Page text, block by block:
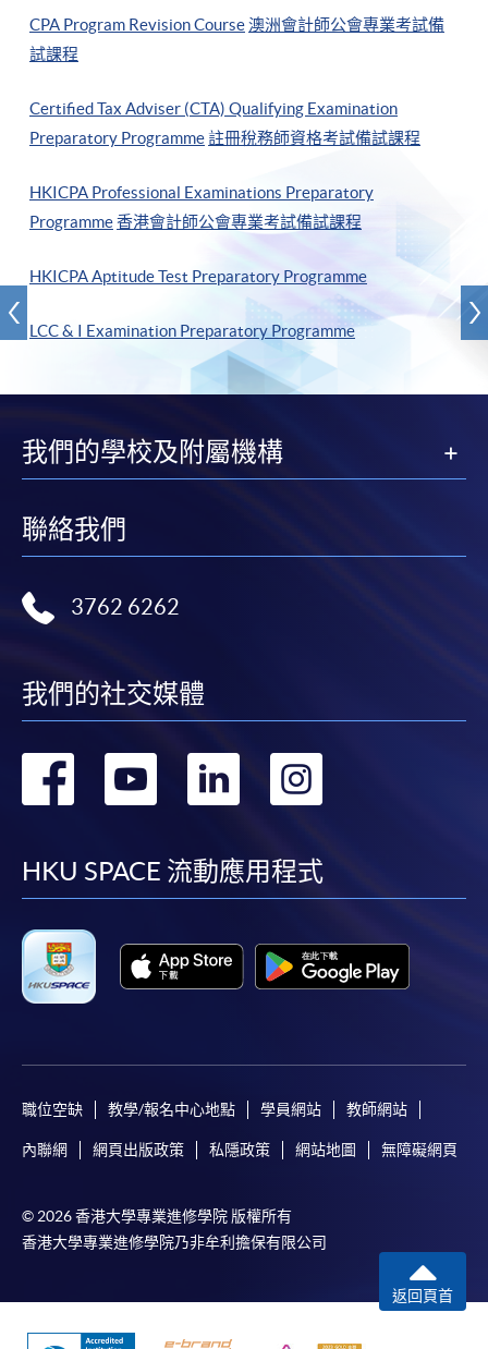
CPA Program Revision Course澳洲會計師公會專業考試備
試課程
Certified Tax Adviser (CTA) Qualifying Examination
Preparatory Programme註冊稅務師資格考試備試課程
HKICPA Professional Examinations Preparatory
Programme香港會計師公會專業考試備試課程
HKICPA Aptitude Test Preparatory Programme
LCC & I Examination Preparatory Programme
我們的學校及附屬機構
聯絡我們
3762 6262
我們的社交媒體
轉
facebook
轉
youtube
轉
linkedin
HKU SPACE 流動應用程式
職位空缺 教學/報名中心地點 學員網站 教師網站
內聯網 網頁出版政策 私隱政策 網站地圖 無障礙網頁
© 2026 香港大學專業進修學院 版權所有
香港大學專業進修學院乃非牟利擔保有限公司
返回頁首